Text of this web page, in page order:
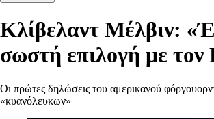
Κλίβελαντ Μέλβιν:
σωστή επιλογή με
Οι πρώτες δηλώσεις του αμερικανού
«κυανόλευκων»